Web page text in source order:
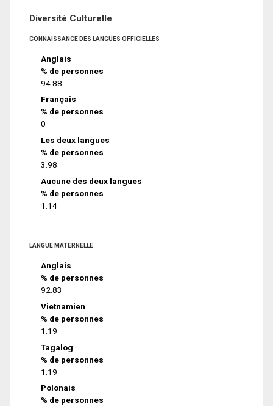
Diversité Culturelle
CONNAISSANCE DES LANGUES OFFICIELLES
Anglais
% de personnes
94.88
Français
% de personnes
0
Les deux langues
% de personnes
3.98
Aucune des deux langues
% de personnes
1.14
LANGUE MATERNELLE
Anglais
% de personnes
92.83
Vietnamien
% de personnes
1.19
Tagalog
% de personnes
1.19
Polonais
% de personnes